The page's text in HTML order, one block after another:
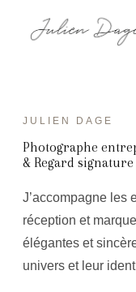
JULIEN DAGE
Photographe
& Regard
J’accompagne les
réception et
élégantes et
univers et leur